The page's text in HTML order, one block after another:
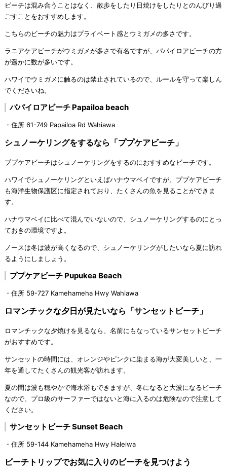
ビーチは混み合うことはなく、散歩をしたり日焼けをしたりとのんびり過
ごすことをおすすめします。
こちらのビーチの魅力はプライベート感とウミガメの多さです。
ラニアケアビーチがウミガメが多さで有名ですが、パパイロアビーチの方
が遥かに数が多いです。
ハワイでウミガメに触るのは禁止されているので、ルールを守って楽しん
でくださいね。
パパイロアビーチ Papailoa beach
・住所 61-749 Papailoa Rd Wahiawa
シュノーケリングをするなら「ププケアビーチ」
ププケアビーチはシュノーケリングをするのにおすすめなビーチです。
ハワイでシュノーケリングといえばハナウマベイですが、ププケアビーチ
も海洋生物保護区に指定されており、たくさんの魚を見ることができま
す。
ハナウマベイに比べて混んでいないので、シュノーケリングするのにとっ
ておきの環境ですよ。
ノースは冬は波が高くなるので、シュノーケリングがしたいなら夏に訪れ
るようにしましょう。
ププケアビーチ Pupukea Beach
・住所 59-727 Kamehameha Hwy Wahiawa
ロマンチックな夕日が見たいなら「サンセットビーチ」
ロマンチックな夕焼けを見るなら、名前にもなっているサンセットビーチ
がおすすめです。
サンセットの時間には、オレンジやピンクに染まる海が大変美しいと、一
年を通してたくさんの観光客が訪れます。
夏の間は波も穏やかで海水浴もできますが、冬になると大波になるビーチ
なので、プロ級のサーファーではないと海に入るのは危険なので注意して
ください。
サンセットビーチ Sunset Beach
・住所 59-144 Kamehameha Hwy Haleiwa
ビーチトリップでお気に入りのビーチを見つけよう